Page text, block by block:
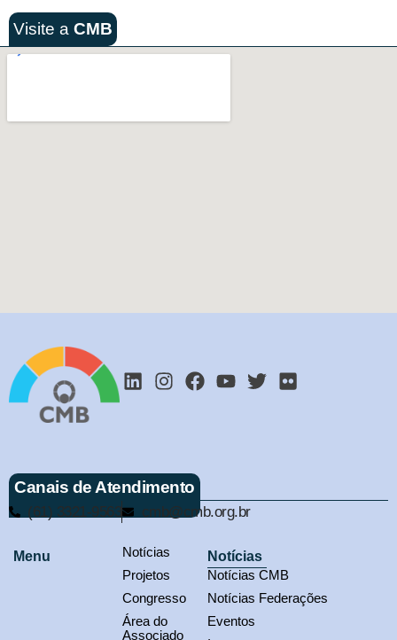
Visite a CMB
Canais de Atendimento
(61) 3321-9563 cmb@cmb.org.br
Menu
Notícias
Projetos
Congresso
Área do
Associado
Notícias
Notícias CMB
Notícias Federações
Eventos